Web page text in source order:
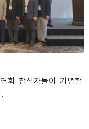
회 참석자들이 기념촬